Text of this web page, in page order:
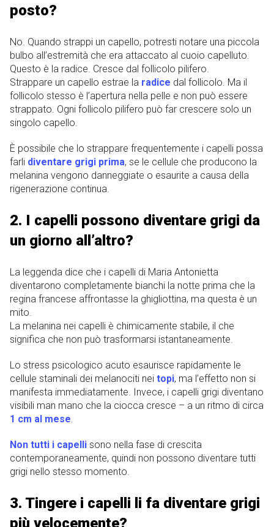
posto?
No. Quando strappi un capello, potresti notare una piccola
bulbo all’estremità che era attaccato al cuoio capelluto.
Questo è la radice. Cresce dal follicolo pilifero.
Strappare un capello estrae la radice dal follicolo. Ma il
follicolo stesso è l’apertura nella pelle e non può essere
strappato. Ogni follicolo pilifero può far crescere solo un
singolo capello.
È possibile che lo strappare frequentemente i capelli possa
farli diventare grigi prima, se le cellule che producono la
melanina vengono danneggiate o esaurite a causa della
rigenerazione continua.
2. I capelli possono diventare grigi da
un giorno all’altro?
La leggenda dice che i capelli di Maria Antonietta
diventarono completamente bianchi la notte prima che la
regina francese affrontasse la ghigliottina, ma questa è un
mito.
La melanina nei capelli è chimicamente stabile, il che
significa che non può trasformarsi istantaneamente.
Lo stress psicologico acuto esaurisce rapidamente le
cellule staminali dei melanociti nei topi, ma l’effetto non si
manifesta immediatamente. Invece, i capelli grigi diventano
visibili man mano che la ciocca cresce – a un ritmo di circa
1 cm al mese.
Non tutti i capelli sono nella fase di crescita
contemporaneamente, quindi non possono diventare tutti
grigi nello stesso momento.
3. Tingere i capelli li fa diventare grigi
più velocemente?